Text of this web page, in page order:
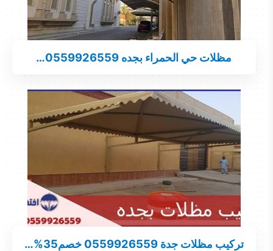
مظلات حي الحمراء بجده 0559926559…
تركيب مظلات جدة 0559926559 خصم35%…